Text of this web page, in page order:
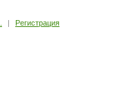
| Регистрация